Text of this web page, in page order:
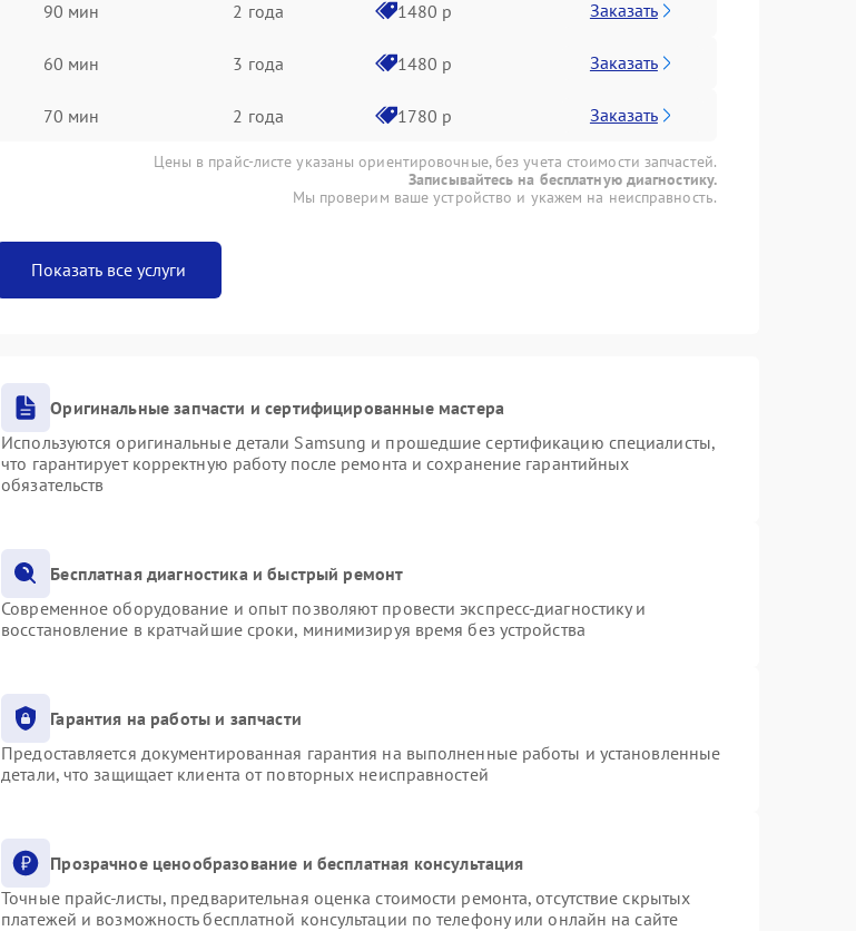
90 мин 2 года 1480 р Заказать
60 мин 3 года 1480 р Заказать
70 мин 2 года 1780 р Заказать
Цены в прайс-листе указаны ориентировочные, без учета стоимости запчастей.
Записывайтесь на бесплатную диагностику.
Мы проверим ваше устройство и укажем на неисправность.
Показать все услуги
Оригинальные запчасти и сертифицированные мастера
Используются оригинальные детали Samsung и прошедшие сертификацию специалисты,
что гарантирует корректную работу после ремонта и сохранение гарантийных
обязательств
Бесплатная диагностика и быстрый ремонт
Современное оборудование и опыт позволяют провести экспресс-диагностику и
восстановление в кратчайшие сроки, минимизируя время без устройства
Гарантия на работы и запчасти
Предоставляется документированная гарантия на выполненные работы и установленные
детали, что защищает клиента от повторных неисправностей
Прозрачное ценообразование и бесплатная консультация
Точные прайс-листы, предварительная оценка стоимости ремонта, отсутствие скрытых
платежей и возможность бесплатной консультации по телефону или онлайн на сайте